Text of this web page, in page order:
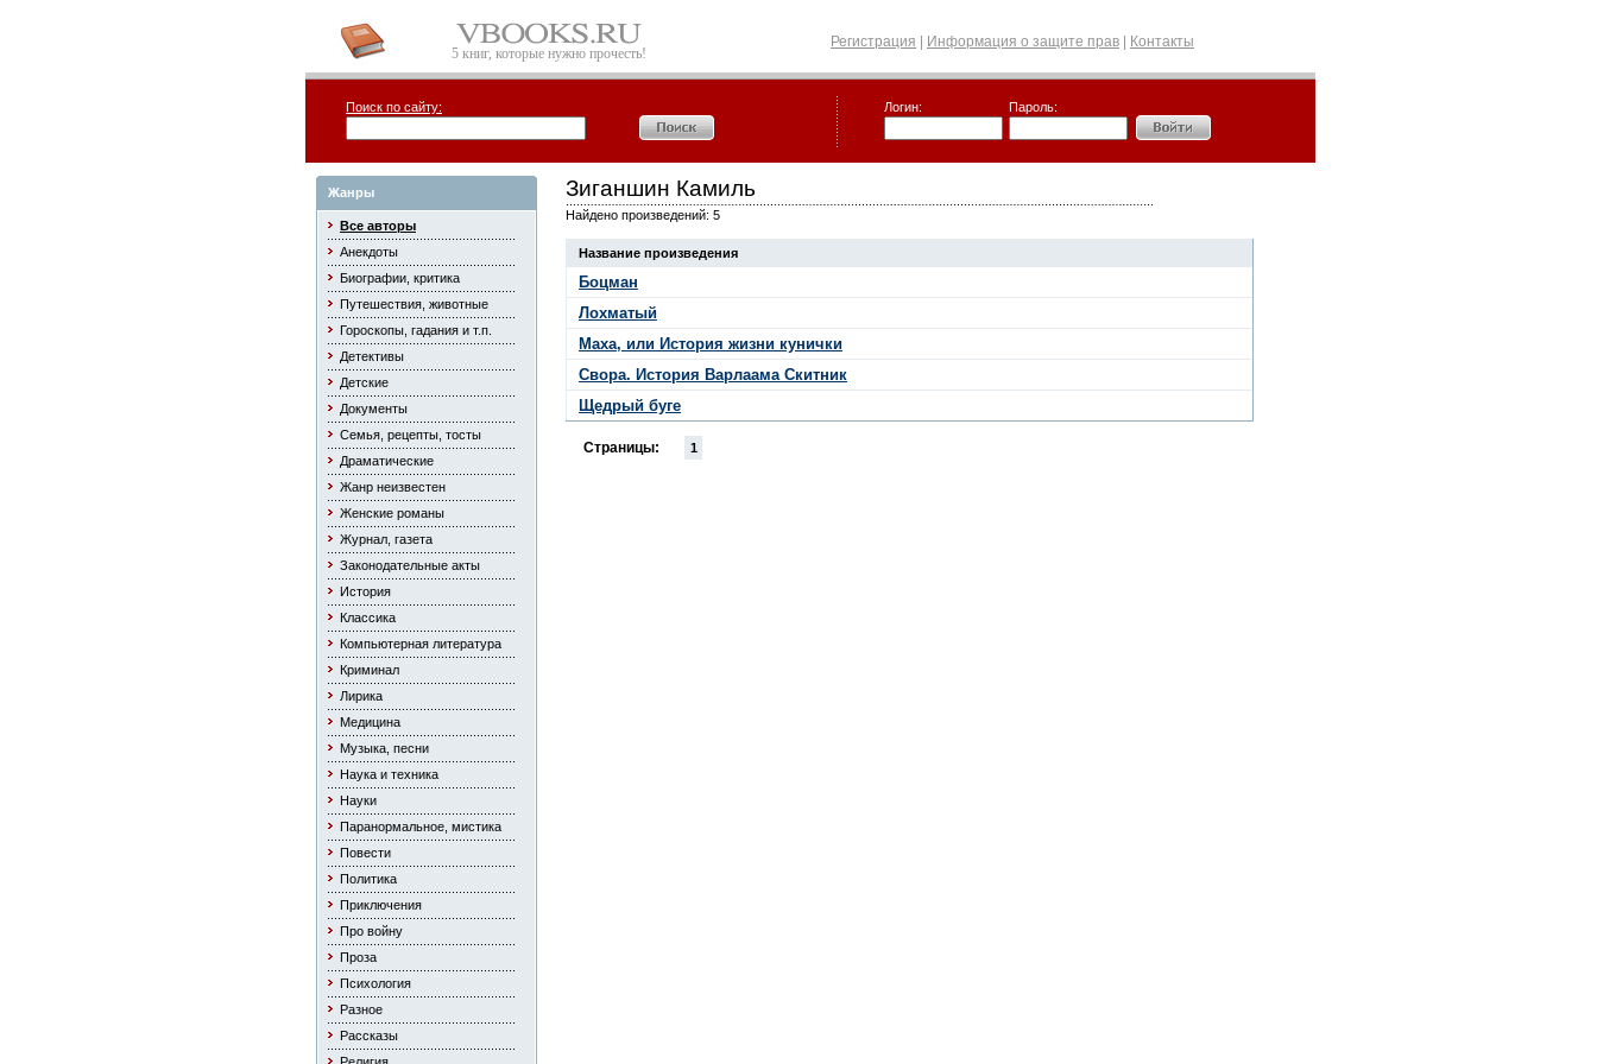
5 книг, которые нужно прочесть!
Регистрация Информация о защите прав Контакты
Поиск по сайту: Логин: Пароль:
Жанры
Все авторы
Анекдоты
Биографии, критика
Путешествия, животные
Гороскопы, гадания и т.п.
Детективы
Детские
Документы
Семья, рецепты, тосты
Драматические
Жанр неизвестен
Женские романы
Журнал, газета
Законодательные акты
История
Классика
Компьютерная литература
Криминал
Лирика
Медицина
Музыка, песни
Наука и техника
Науки
Паранормальное, мистика
Повести
Политика
Приключения
Про войну
Проза
Психология
Разное
Рассказы
Зиганшин Камиль
Найдено произведений: 5
Название произведения
Боцман
Лохматый
Маха, или История жизни кунички
Свора. История Варлаама Скитник
Щедрый буге
Страницы: 1